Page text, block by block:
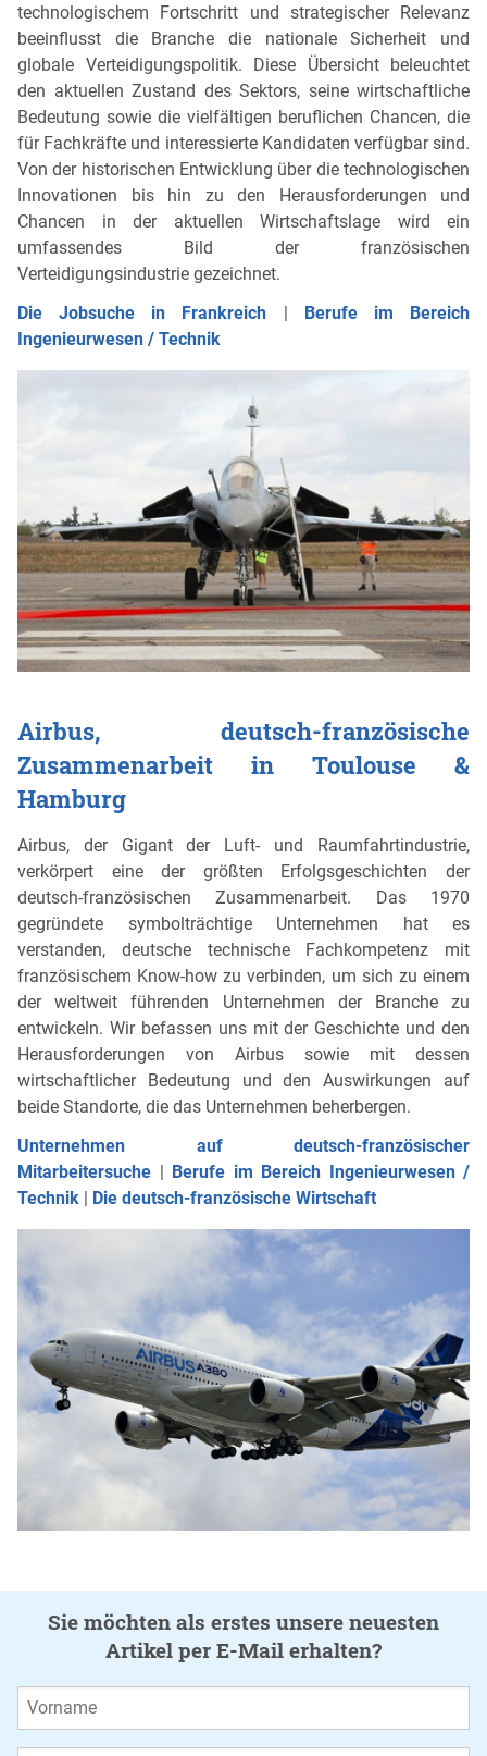
technologischem Fortschritt und strategischer Relevanz
beeinflusst die Branche die nationale Sicherheit und
globale Verteidigungspolitik. Diese Übersicht beleuchtet
den aktuellen Zustand des Sektors, seine wirtschaftliche
Bedeutung sowie die vielfältigen beruflichen Chancen, die
für Fachkräfte und interessierte Kandidaten verfügbar sind.
Von der historischen Entwicklung über die technologischen
Innovationen bis hin zu den Herausforderungen und
Chancen in der aktuellen Wirtschaftslage wird ein
umfassendes Bild der französischen
Verteidigungsindustrie gezeichnet.
Die Jobsuche in Frankreich | Berufe im Bereich
Ingenieurwesen / Technik
Airbus, deutsch-französische
Zusammenarbeit in Toulouse &
Hamburg
Airbus, der Gigant der Luft- und Raumfahrtindustrie,
verkörpert eine der größten Erfolgsgeschichten der
deutsch-französischen Zusammenarbeit. Das 1970
gegründete symbolträchtige Unternehmen hat es
verstanden, deutsche technische Fachkompetenz mit
französischem Know-how zu verbinden, um sich zu einem
der weltweit führenden Unternehmen der Branche zu
entwickeln. Wir befassen uns mit der Geschichte und den
Herausforderungen von Airbus sowie mit dessen
wirtschaftlicher Bedeutung und den Auswirkungen auf
beide Standorte, die das Unternehmen beherbergen.
Unternehmen auf deutsch-französischer
Mitarbeitersuche | Berufe im Bereich Ingenieurwesen /
Technik | Die deutsch-französische Wirtschaft
Sie möchten als erstes unsere neuesten
Artikel per E-Mail erhalten?